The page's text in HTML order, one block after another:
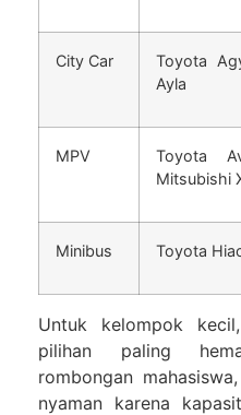
City Car
Toyota
Ayla
MPV
Toyota
Mitsubishi
Minibus Toyota
Untuk kelompok
pilihan paling
rombongan
nyaman karena